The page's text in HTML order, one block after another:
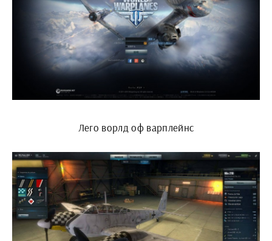
Лего ворлд оф варплейнс